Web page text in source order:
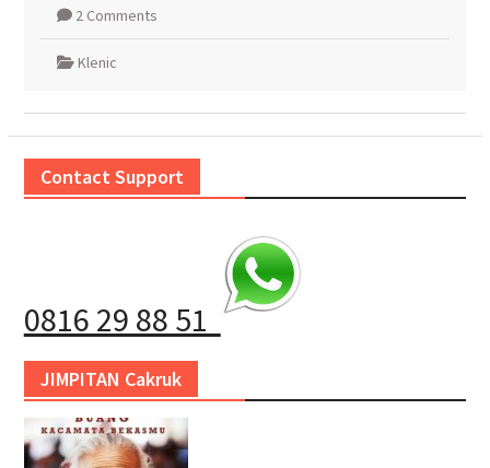
2 Comments
Klenic
Contact Support
0816 29 88 51
JIMPITAN Cakruk